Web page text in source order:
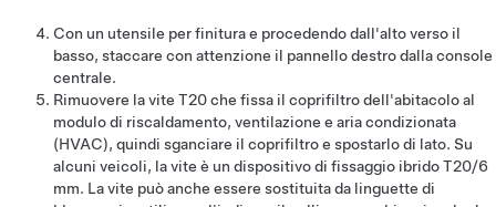
Con un utensile per finitura e procedendo dall'alto verso il
basso, staccare con attenzione il pannello destro dalla console
centrale.
Rimuovere la vite T20 che fissa il coprifiltro dell'abitacolo al
modulo di riscaldamento, ventilazione e aria condizionata
(HVAC), quindi sganciare il coprifiltro e spostarlo di lato. Su
alcuni veicoli, la vite è un dispositivo di fissaggio ibrido T20/6
mm. La vite può anche essere sostituita da linguette di